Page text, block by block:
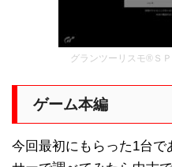
グランツーリスモ®Ｓ
ゲーム本編
今回最初にもらった1台で